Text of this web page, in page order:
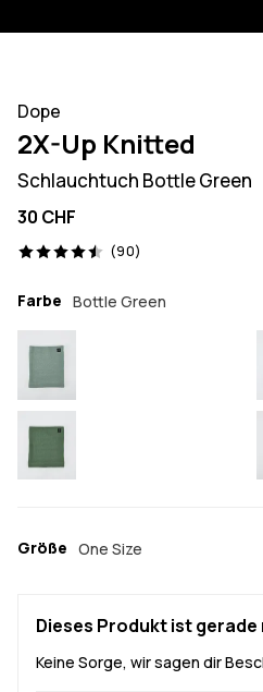
Dope
2X-Up Knitted
Schlauchtuch Bottle Green
30 CHF
(90)
90 Reviews, 4.5/5
Farbe Bottle Green
Größe One Size
Dieses Produkt ist
Keine Sorge, wir sagen dir